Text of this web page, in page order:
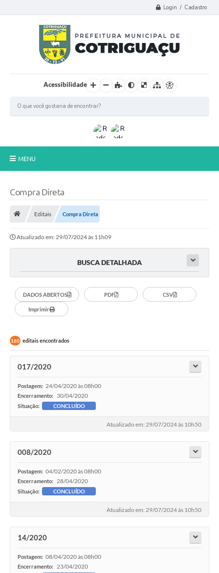
Login / Cadastro
Acessibilidade
MENU
A Prefeitura
Município
Transparência
Secretarias
Imprensa
Galeria de Fotos
Arquivos para Download
Carta de Serviços
Turismo
Links
Compra Direta
Editais Compra Direta
Atualizado em: 29/07/2024 às 11h09
BUSCA DETALHADA
DADOS ABERTOS PDF CSV
Imprimir
180 editais encontrados
017/2020
Postagem: 24/04/2020 às 08h00
Encerramento: 30/04/2020
Situação: CONCLUÍDO
Atualizado em: 29/07/2024 às 10h50
008/2020
Postagem: 04/02/2020 às 08h00
Encerramento: 28/04/2020
Situação: CONCLUÍDO
Atualizado em: 29/07/2024 às 10h50
14/2020
Postagem: 08/04/2020 às 08h00
Encerramento: 23/04/2020